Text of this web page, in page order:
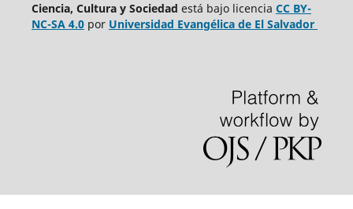
Ciencia, Cultura y Sociedad está bajo licencia CC BY-
NC-SA 4.0por Universidad Evangélica de El Salvador